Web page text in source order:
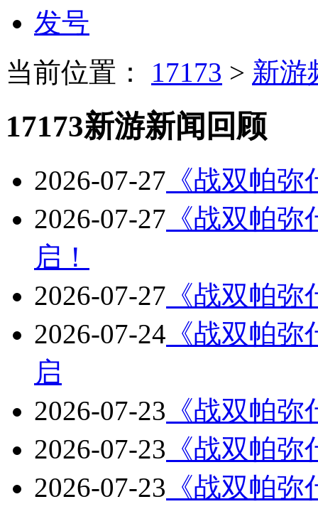
发号
当前位置： 17173 > 新游
17173新游新闻回顾
2026-07-27 《战双帕
2026-07-27 《战双帕
启！
2026-07-27 《战双帕
2026-07-24 《战双帕
启
2026-07-23 《战双帕
2026-07-23 《战双帕
2026-07-23 《战双帕